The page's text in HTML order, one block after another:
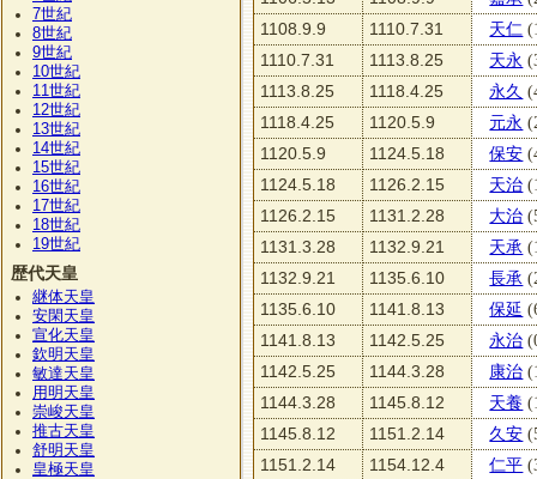
1108.9.9
1110.7.31 天仁
1110.7.31
1113.8.25 天永
1113.8.25
1118.4.25 永久
1118.4.25
1120.5.9 元永
1120.5.9
1124.5.18 保安
1124.5.18
1126.2.15 天治
1126.2.15
1131.2.28 大治
1131.3.28
1132.9.21 天承
1132.9.21
1135.6.10 長承
1135.6.10
1141.8.13 保延
1141.8.13
1142.5.25 永治
1142.5.25
1144.3.28 康治
1144.3.28
1145.8.12 天養
1145.8.12
1151.2.14 久安
1151.2.14
1154.12.4 仁平
7世紀
8世紀
9世紀
10世紀
11世紀
12世紀
13世紀
14世紀
15世紀
16世紀
17世紀
18世紀
19世紀
歴代天皇
継体天皇
安閑天皇
宣化天皇
欽明天皇
敏達天皇
用明天皇
崇峻天皇
推古天皇
舒明天皇
皇極天皇